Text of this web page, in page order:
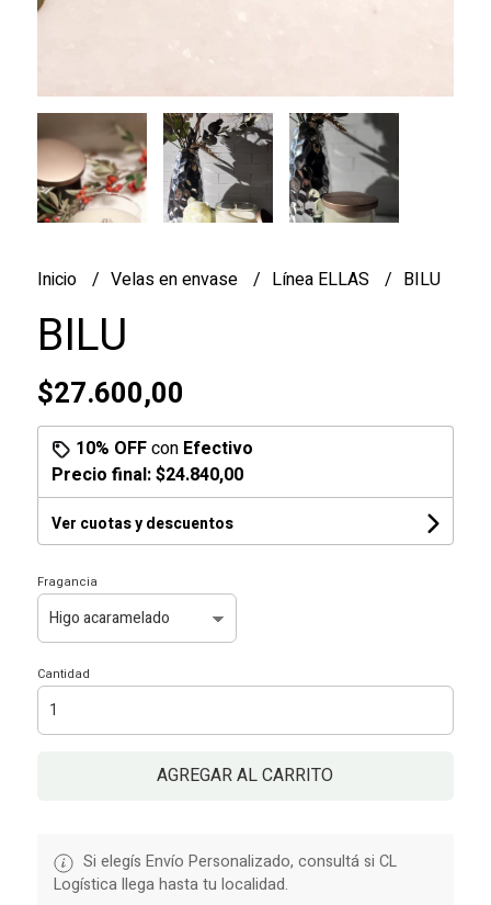
Inicio Velas en envase Línea ELLAS BILU
BILU
$27.600,00
10% OFFcon Efectivo
Precio final:$24.840,00
Ver cuotas y descuentos
Fragancia
Cantidad
AGREGAR AL CARRITO
Si elegís Envío Personalizado, consultá si CL
Logística llega hasta tu localidad.